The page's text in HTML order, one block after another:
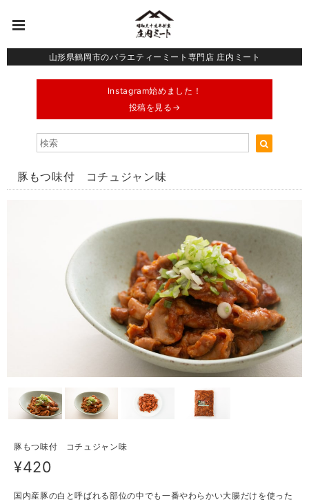
山形県鶴岡市のバラエティーミート専門店 庄内ミート
Instagram始めました！
投稿を見る→
豚もつ味付 コチュジャン味
豚もつ味付 コチュジャン味
¥420
国内産豚の白と呼ばれる部位の中でも一番やわらかい大腸だけを使った